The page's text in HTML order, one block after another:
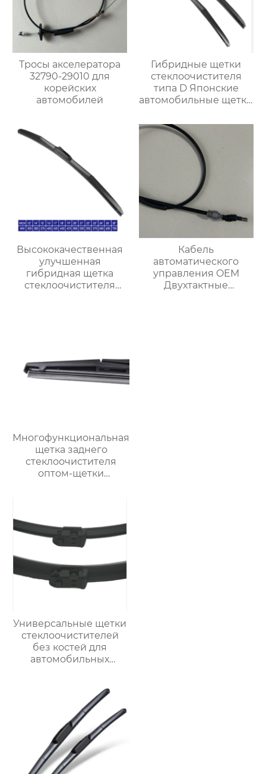
Тросы акселератора
32790-29010 для
корейских
автомобилей
Гибридные щетки
стеклоочистителя
типа D Японские
автомобильные щетки
OEM-
стеклоочистители
лобового стекла
Высококачественная
улучшенная
гибридная щетка
стеклоочистителя
Кабель
автоматического
управления OEM
Двухтактные
Многофункциональная
щетка заднего
стеклоочистителя
оптом-щетки
98% автомобилей
Универсальные щетки
стеклоочистителей
без костей для
автомобильных